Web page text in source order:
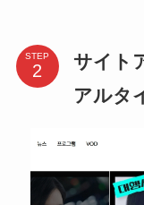
STEP
サイト
アルタ